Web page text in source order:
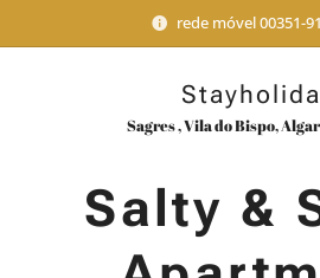
rede móvel 00351-
Sagres , Vila do Bispo,
Salty &